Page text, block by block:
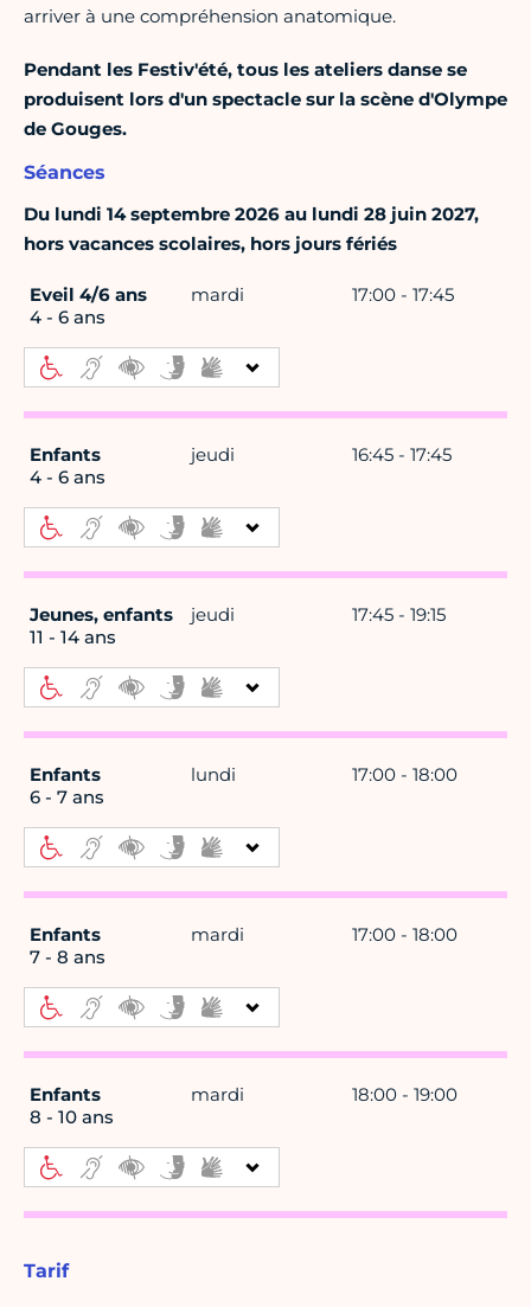
arriver à une compréhension anatomique.
Pendant les Festiv'été, tous les ateliers danse se
produisent lors d'un spectacle sur la scène d'Olympe
de Gouges.
Séances
Du lundi 14 septembre 2026 au lundi 28 juin 2027,
hors vacances scolaires, hors jours fériés
Eveil 4/6 ans
4 - 6 ans
mardi 17:00 - 17:45
Enfants
4 - 6 ans
jeudi 16:45 - 17:45
Jeunes, enfants
11 - 14 ans
jeudi 17:45 - 19:15
Enfants
6 - 7 ans
lundi 17:00 - 18:00
Enfants
7 - 8 ans
mardi 17:00 - 18:00
Enfants
8 - 10 ans
mardi 18:00 - 19:00
Tarif